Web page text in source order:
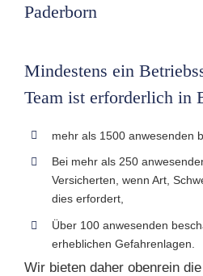
Paderborn
Mindestens ein
Team ist erforderlich in
mehr als 1500 anwesenden
Bei mehr als 250
Versicherten, wenn Art,
dies erfordert,
Über 100 anwesenden
erheblichen Gefahrenlagen.
Wir bieten daher obenrein